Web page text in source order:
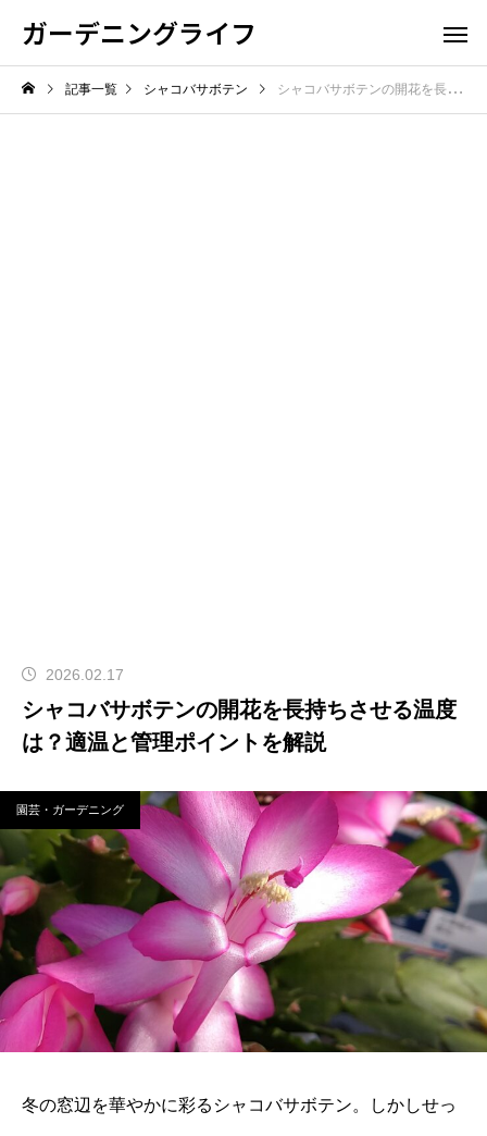
ガーデニングライフ
記事一覧 シャコバサボテン シャコバサボテンの開花を長持ちさせる温度は？適温と管理ポイントを解説
2026.02.17
シャコバサボテンの開花を長持ちさせる温度
は？適温と管理ポイントを解説
園芸・ガーデニング
冬の窓辺を華やかに彩るシャコバサボテン。しかしせっ